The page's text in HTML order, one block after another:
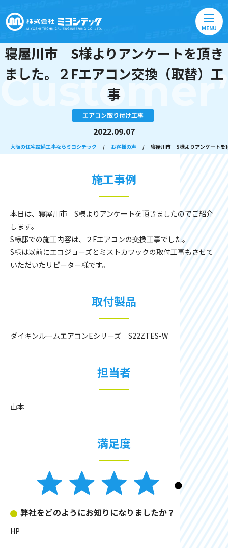
MENU
寝屋川市 S様よりアンケートを頂き
ました。２Fエアコン交換（取替）工
事
エアコン取り付け工事
2022.09.07
大阪の住宅設備工事ならミヨシテック / お客様の声 / 寝屋川市 S様よりアンケートを
施工事例
本日は、寝屋川市 S様よりアンケートを頂きましたのでご紹介
します。
S様邸での施工内容は、２Fエアコンの交換工事でした。
S様は以前にエコジョーズとミストカワックの取付工事もさせて
いただいたリピーター様です。
取付製品
ダイキンルームエアコンEシリーズ S22ZTES-W
担当者
山本
満足度
弊社をどのようにお知りになりましたか？
HP